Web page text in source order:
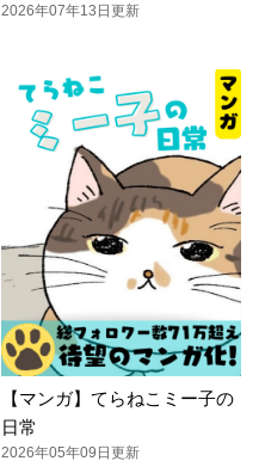
2026年07年13日更新
【マンガ】てらねこミー子の
日常
2026年05年09日更新